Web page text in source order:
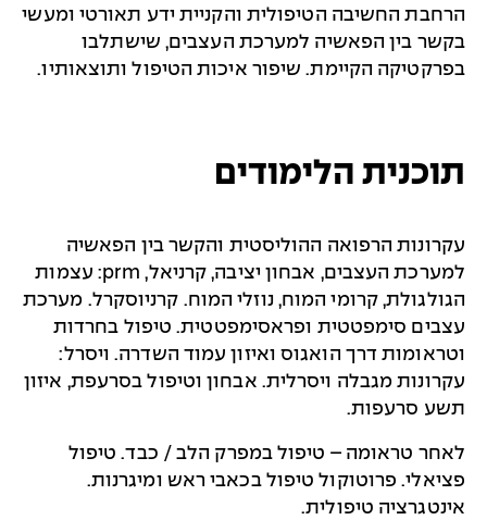
הרחבת החשיבה הטיפולית והקניית ידע תאורטי ומעשי
בקשר בין הפאשיה למערכת העצבים, שישתלבו
בפרקטיקה הקיימת. שיפור איכות הטיפול ותוצאותיו.
תוכנית הלימודים
עקרונות הרפואה ההוליסטית והקשר בין הפאשיה
למערכת העצבים, אבחון יציבה, קרניאל,:prm עצמות
הגולגולת, קרומי המוח, נוזלי המוח. קרניוסקרל. מערכת
עצבים סימפטטית ופראסימפטטית. טיפול בחרדות
וטראומות דרך הואגוס ואיזון עמוד השדרה. ויסרל:
עקרונות מגבלה ויסרלית. אבחון וטיפול בסרעפת, איזון
תשע סרעפות.
לאחר טראומה – טיפול במפרק הלב / כבד. טיפול
פציאלי. פרוטוקול טיפול בכאבי ראש ומיגרנות.
אינטגרציה טיפולית.